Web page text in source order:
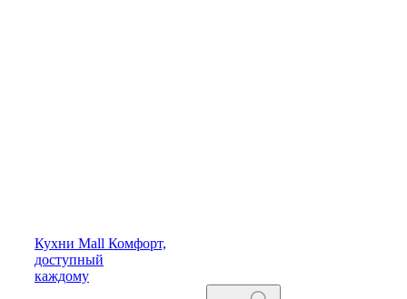
Кухни Mall Комфорт,
доступный
каждому